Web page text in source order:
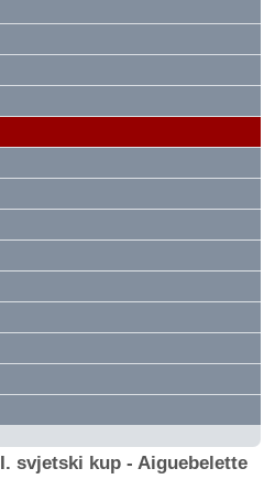
II. svjetski kup ‑ Aiguebelette